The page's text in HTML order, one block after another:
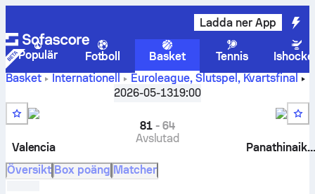
Ladda ner App
Populär Fotboll Basket Tennis
Basket
Internationell Euroleague, Slutspel , Kvartsfinal
Valencia Basket vs Panathinaikos BC liveresultat, inbördes
möten, spelschema, tippade resultat och statistik
2026-05-1319:00
Valencia
81-64
Avslutad
Panathinaikos
Översikt Box poäng Matcher